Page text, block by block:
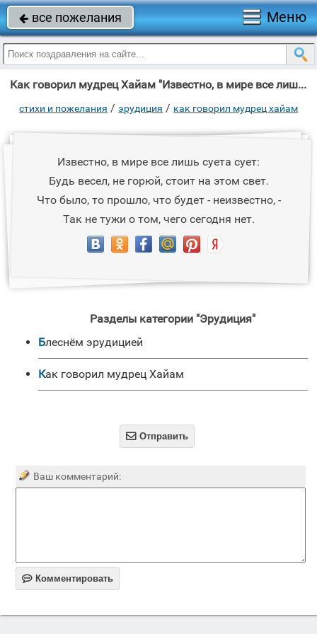
 все пожелания Меню
Как говорил мудрец Хайам "Известно, в мире все лишь суета сует: Будь весел, не горюй, стоит на этом свет."
стихи и пожелания /эрудиция / как говорил мудрец хайам
Известно, в мире все лишь суета сует:
Будь весел, не горюй, стоит на этом свет.
Что было, то прошло, что будет - неизвестно, -
Так не тужи о том, чего сегодня нет.
Разделы категории "Эрудиция"
Блеснём эрудицией
Как говорил мудрец Хайам
 Отправить
Ваш комментарий:
 Комментировать